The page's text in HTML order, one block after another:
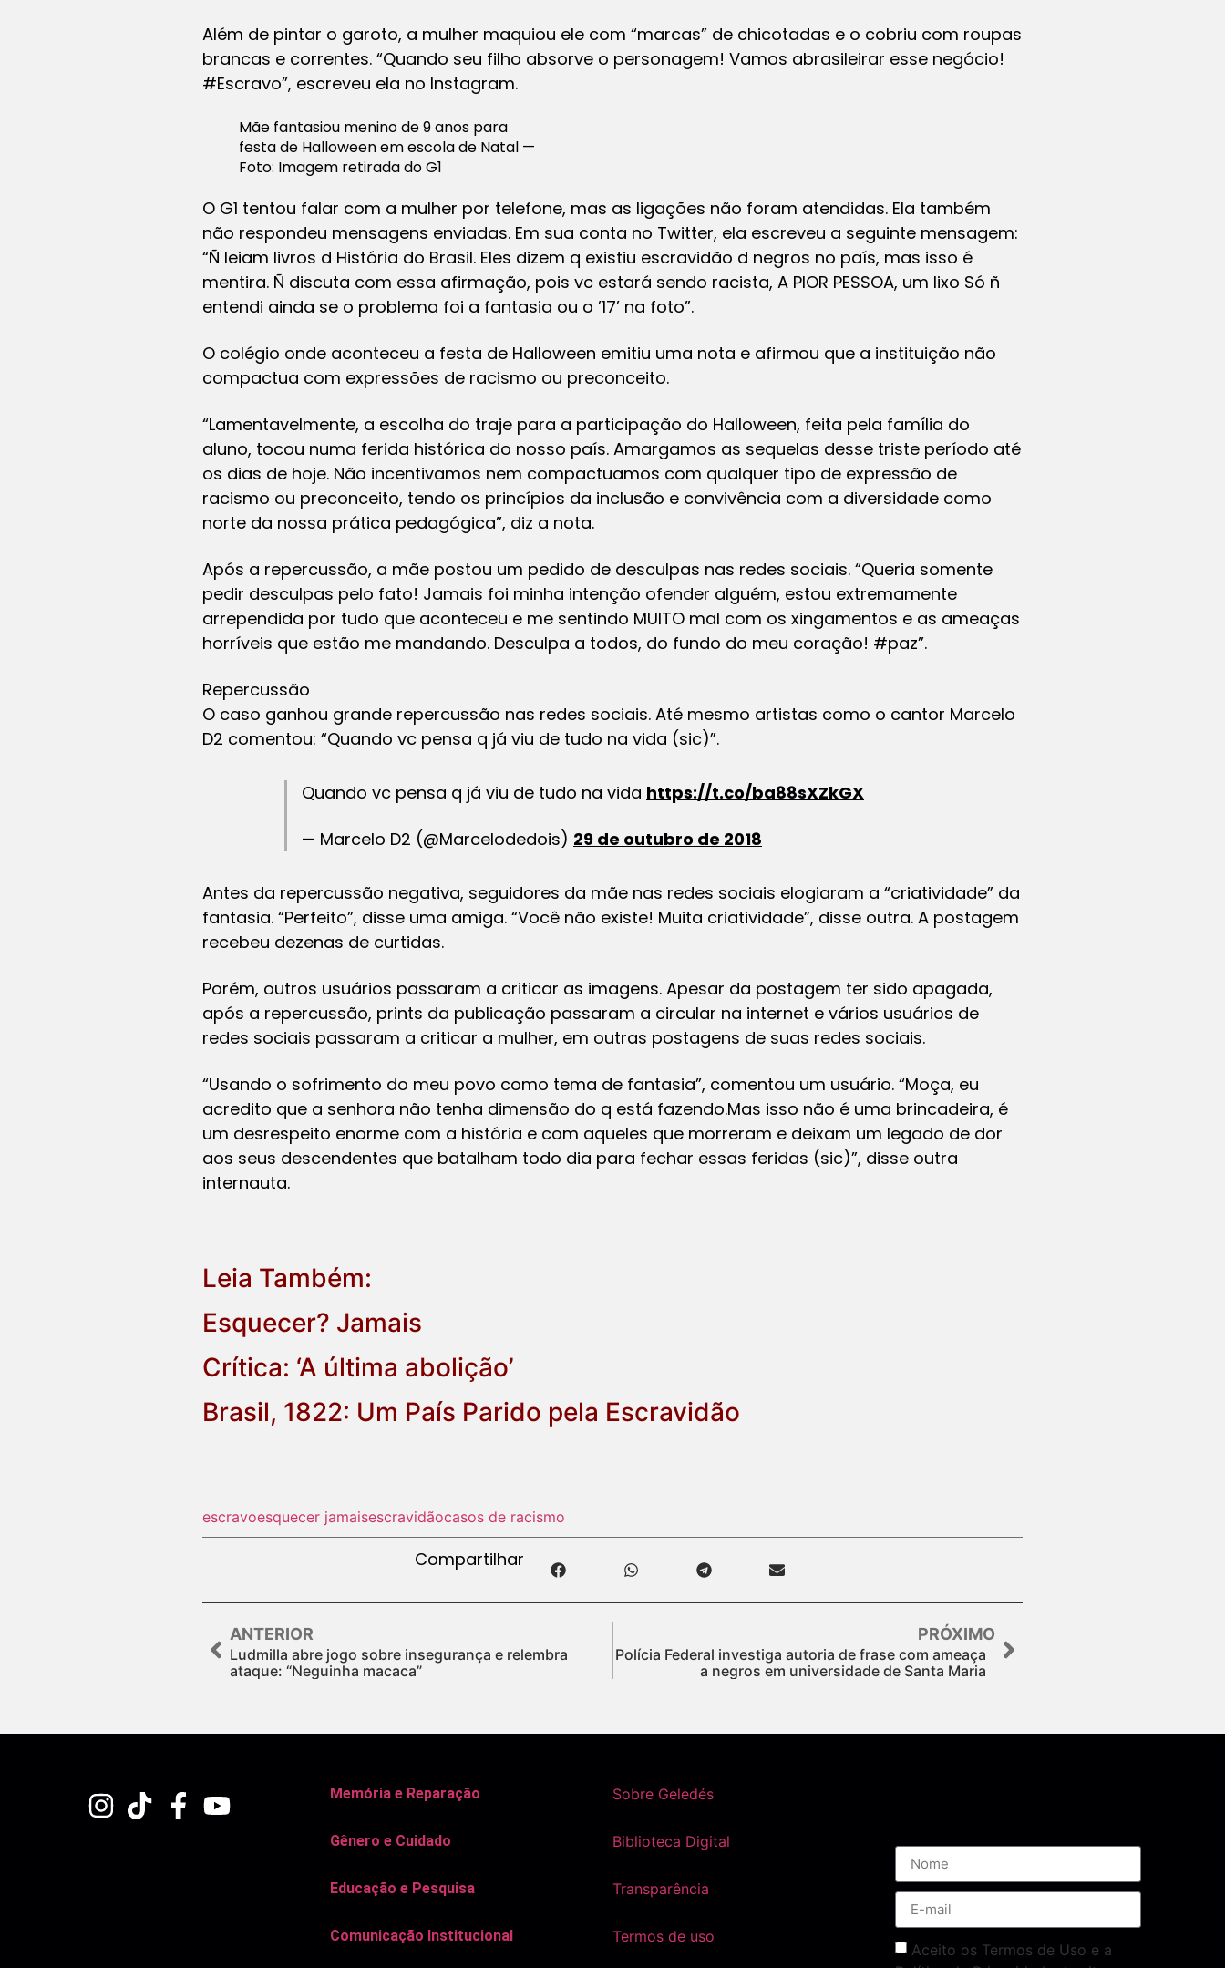
Além de pintar o garoto, a mulher maquiou ele com “marcas” de chicotadas e o cobriu com roupas
brancas e correntes. “Quando seu filho absorve o personagem! Vamos abrasileirar esse negócio!
#Escravo”, escreveu ela no Instagram.
Mãe fantasiou menino de 9 anos para
festa de Halloween em escola de Natal —
Foto: Imagem retirada do G1
O G1 tentou falar com a mulher por telefone, mas as ligações não foram atendidas. Ela também
não respondeu mensagens enviadas. Em sua conta no Twitter, ela escreveu a seguinte mensagem:
“Ñ leiam livros d História do Brasil. Eles dizem q existiu escravidão d negros no país, mas isso é
mentira. Ñ discuta com essa afirmação, pois vc estará sendo racista, A PIOR PESSOA, um lixo Só ñ
entendi ainda se o problema foi a fantasia ou o ’17’ na foto”.
O colégio onde aconteceu a festa de Halloween emitiu uma nota e afirmou que a instituição não
compactua com expressões de racismo ou preconceito.
“Lamentavelmente, a escolha do traje para a participação do Halloween, feita pela família do
aluno, tocou numa ferida histórica do nosso país. Amargamos as sequelas desse triste período até
os dias de hoje. Não incentivamos nem compactuamos com qualquer tipo de expressão de
racismo ou preconceito, tendo os princípios da inclusão e convivência com a diversidade como
norte da nossa prática pedagógica”, diz a nota.
Após a repercussão, a mãe postou um pedido de desculpas nas redes sociais. “Queria somente
pedir desculpas pelo fato! Jamais foi minha intenção ofender alguém, estou extremamente
arrependida por tudo que aconteceu e me sentindo MUITO mal com os xingamentos e as ameaças
horríveis que estão me mandando. Desculpa a todos, do fundo do meu coração! #paz”.
Repercussão
O caso ganhou grande repercussão nas redes sociais. Até mesmo artistas como o cantor Marcelo
D2 comentou: “Quando vc pensa q já viu de tudo na vida (sic)”.
Quando vc pensa q já viu de tudo na vida https://t.co/ba88sXZkGX
— Marcelo D2 (@Marcelodedois) 29 de outubro de 2018
Antes da repercussão negativa, seguidores da mãe nas redes sociais elogiaram a “criatividade” da
fantasia. “Perfeito”, disse uma amiga. “Você não existe! Muita criatividade”, disse outra. A postagem
recebeu dezenas de curtidas.
Porém, outros usuários passaram a criticar as imagens. Apesar da postagem ter sido apagada,
após a repercussão, prints da publicação passaram a circular na internet e vários usuários de
redes sociais passaram a criticar a mulher, em outras postagens de suas redes sociais.
“Usando o sofrimento do meu povo como tema de fantasia”, comentou um usuário. “Moça, eu
acredito que a senhora não tenha dimensão do q está fazendo.Mas isso não é uma brincadeira, é
um desrespeito enorme com a história e com aqueles que morreram e deixam um legado de dor
aos seus descendentes que batalham todo dia para fechar essas feridas (sic)”, disse outra
internauta.
Leia Também:
Esquecer? Jamais
Crítica: ‘A última abolição’
Brasil, 1822: Um País Parido pela Escravidão
escravoesquecer jamaisescravidãocasos de racismo
Compartilhar
ANTERIOR
Ludmilla abre jogo sobre insegurança e relembra
ataque: “Neguinha macaca”
PRÓXIMO
Polícia Federal investiga autoria de frase com ameaça
a negros em universidade de Santa Maria
Memória e Reparação
Gênero e Cuidado
Educação e Pesquisa
Comunicação Institucional
Sobre Geledés
Biblioteca Digital
Transparência
Termos de uso
Aceito os Termos de Uso e a